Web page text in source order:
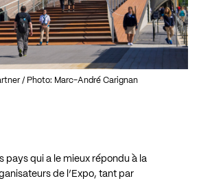
/ Photo: Marc-André Carignan
pays qui a le mieux répondu à la
de l’Expo, tant par